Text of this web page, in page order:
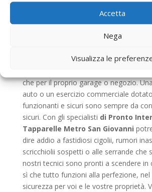
Accetta
Nega
Visualizza le
questo tipo d’installazioni perché
sicurezza per la protezione dei mezzi o
commerciali. Proprio per questa ragione
Intervento Tapparelle Metro San
che per il proprio garage o negozio.
auto o un esercizio commerciale
funzionanti e sicuri sono sempre da
sicuri. Con gli specialisti di Pronto
Tapparelle Metro San Giovanni
dire addio a fastidiosi cigolii, rumori
scricchiolii sospetti o alle serrande che
nostri tecnici sono pronti a scendere in
sì che tutto funzioni alla perfezione,
sicurezza per voi e le vostre proprietà.